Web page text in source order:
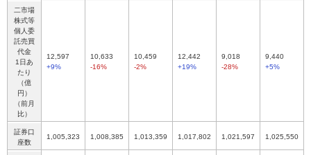
二市場
株式等
個人委
託売買
代金
1日あ
たり
（億
円）
（前月
比）
12,597
+9%
10,633
-16%
10,459
-2%
12,442
+19%
9,018
-28%
9,440
+5%
証券口
座数
1,005,323 1,008,385 1,013,359 1,017,802 1,021,597 1,025,550